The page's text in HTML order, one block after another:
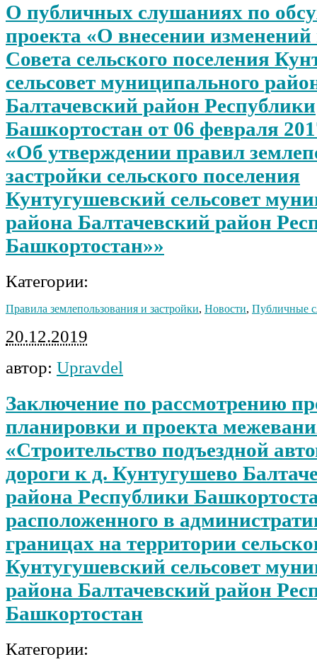
О публичных слушаниях по
проекта «О внесении
Совета сельского поселения
сельсовет муниципального
Балтачевский район Республики
Башкортостан от 06 февраля
«Об утверждении правил
застройки сельского поселения
Кунтугушевский сельсовет
района Балтачевский район
Башкортостан»»
Категории:
Правила землепользования и застройки, Новости, Публичные
20.12.2019
автор: Upravdel
Заключение по рассмотрению
планировки и проекта
«Строительство подъездной
дороги к д. Кунтугушево
района Республики
расположенного в
границах на территории
Кунтугушевский сельсовет
района Балтачевский район
Башкортостан
Категории: